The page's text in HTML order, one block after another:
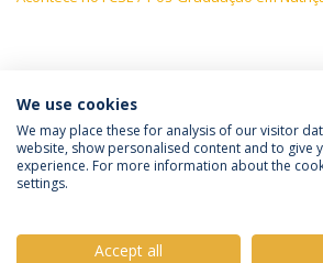
LATEST NEWS
Política de Privacidade
Termos
We use cookies
We may place these for analysis of our visitor
website, show personalised content and to give
experience. For more information about the
settings.
Accept all